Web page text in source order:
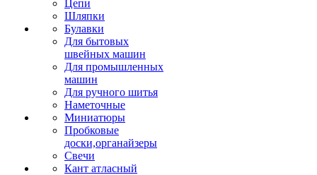
Цепи
Шляпки
Булавки
Для бытовых
швейных машин
Для промышленных
машин
Для ручного шитья
Наметочные
Миниатюры
Пробковые
доски,органайзеры
Свечи
Кант атласный